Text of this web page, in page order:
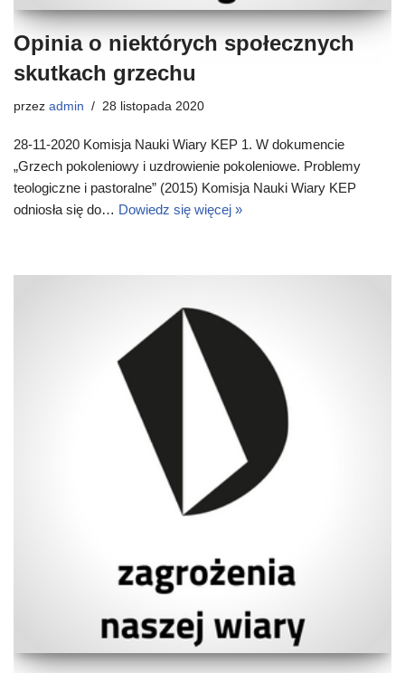
Opinia o niektórych społecznych
skutkach grzechu
przez admin 28 listopada 2020
28-11-2020 Komisja Nauki Wiary KEP 1. W dokumencie
„Grzech pokoleniowy i uzdrowienie pokoleniowe. Problemy
teologiczne i pastoralne” (2015) Komisja Nauki Wiary KEP
odniosła się do… Dowiedz się więcej »